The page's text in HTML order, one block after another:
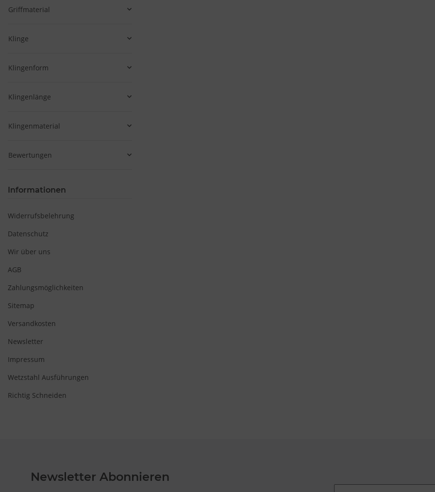
Griffmaterial
Klinge
Klingenform
Klingenlänge
Klingenmaterial
Bewertungen
Informationen
Widerrufsbelehrung
Datenschutz
Wir über uns
AGB
Zahlungsmöglichkeiten
Sitemap
Versandkosten
Newsletter
Impressum
Wetzstahl Ausführungen
Richtig Schneiden
Newsletter Abonnieren